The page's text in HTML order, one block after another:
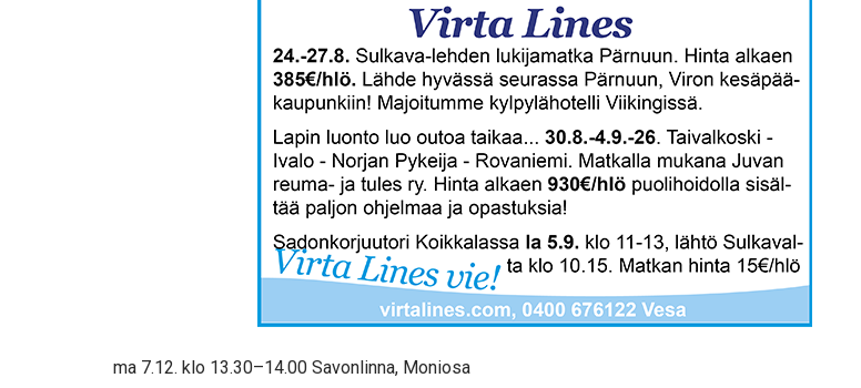
ma 7.12. klo 13.30–14.00 Savonlinna, Moniosa